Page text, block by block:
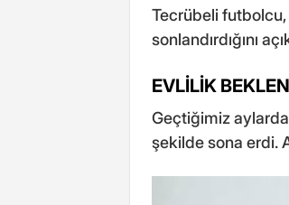
Tecrübeli futbolcu,
sonlandırdığını
EVLİLİK
Geçtiğimiz aylarda
şekilde sona erdi.